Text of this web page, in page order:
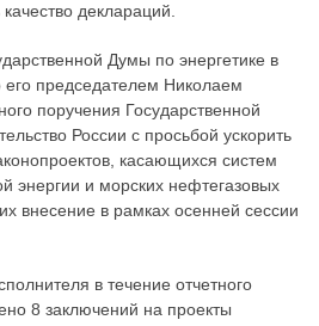
деклараций.
Думы по энергетике в
его председателем Николаем
поручения Государственной
России с просьбой ускорить
касающихся систем
энергии и морских нефтегазовых
внесение в рамках осенней сессии
в течение отчетного
8 заключений на проекты